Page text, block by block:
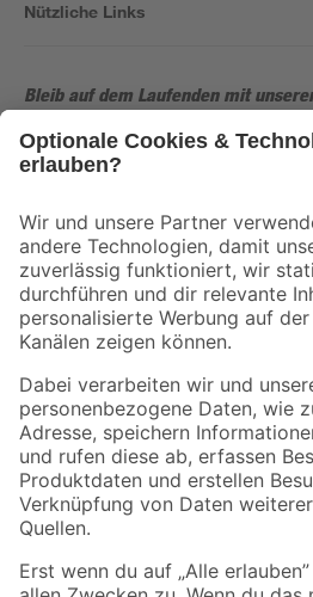
Nützliche Links
Bleib auf dem Laufenden mit
Der toom Newsletter: Keine Angebote und
Folge uns
Zahlungsarten
Sicher einkaufen
Jetzt die toom-App herunterladen